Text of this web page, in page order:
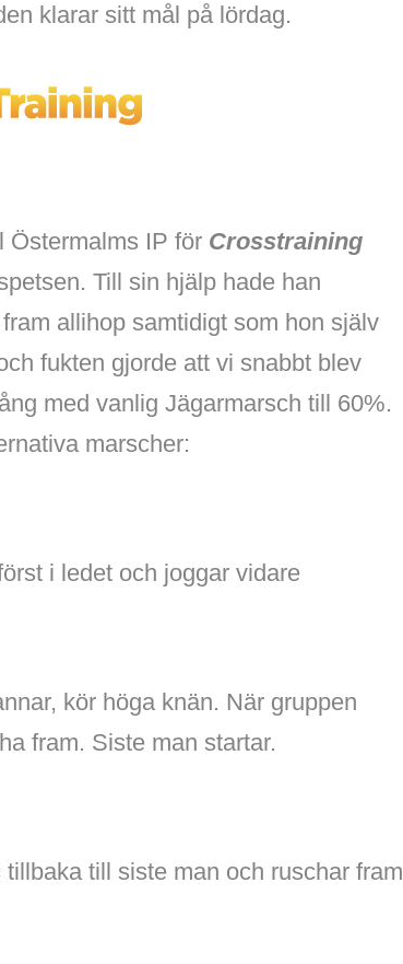
klarar sitt mål på lördag.
Östermalms IP för Crosstraining
Till sin hjälp hade han
allihop samtidigt som hon själv
fukten gjorde att vi snabbt blev
med vanlig Jägarmarsch till 60%.
marscher:
i ledet och joggar vidare
kör höga knän. När gruppen
fram. Siste man startar.
till siste man och ruschar fram